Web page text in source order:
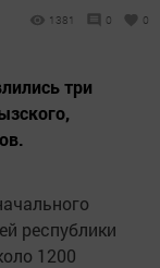
1381 0 0
три
республики
1200